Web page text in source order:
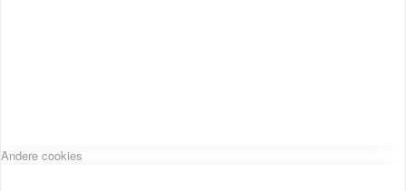
Andere cookies